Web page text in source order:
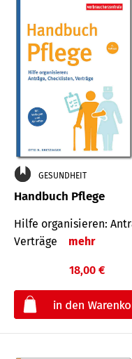
GESUNDHEIT
Handbuch Pflege
Hilfe organisieren:
Verträge
mehr
18,00 €